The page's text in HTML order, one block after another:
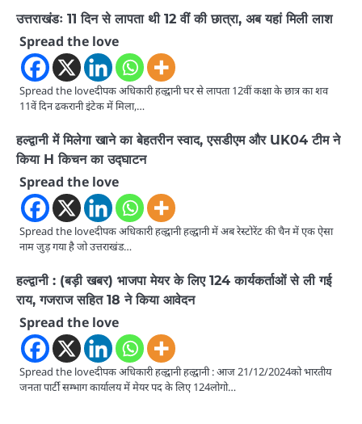
उत्तराखंडः 11 दिन से लापता थी 12 वीं की छात्रा, अब यहां मिली लाश
Spread the love
Spread the loveदीपक अधिकारी हल्द्वानी घर से लापता 12वीं कक्षा के छात्र का शव
11वें दिन ढकरानी इंटेक में मिला,…
हल्द्वानी में मिलेगा खाने का बेहतरीन स्वाद, एसडीएम और UK04 टीम ने
किया H किचन का उद्घाटन
Spread the love
Spread the loveदीपक अधिकारी हल्द्वानी हल्द्वानी में अब रेस्टोरेंट की चैन में एक ऐसा
नाम जुड़ गया है जो उत्तराखंड…
हल्द्वानी : (बड़ी खबर) भाजपा मेयर के लिए 124 कार्यकर्ताओं से ली गई
राय, गजराज सहित 18 ने किया आवेदन
Spread the love
Spread the loveदीपक अधिकारी हल्द्वानी हल्द्वानी : आज 21/12/2024को भारतीय
जनता पार्टी सम्भाग कार्यालय में मेयर पद के लिए 124लोगो…